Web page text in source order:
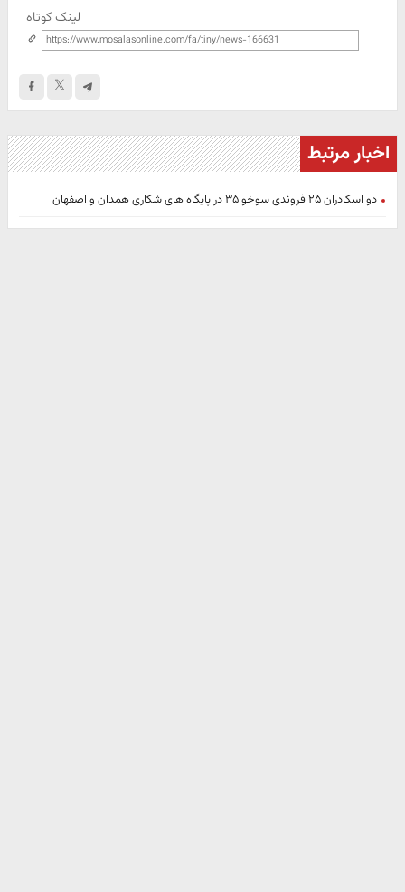
لینک کوتاه
اخبار مرتبط
دو اسکادران ۲۵ فروندی سوخو ۳۵ در پایگاه های شکاری همدان و اصفهان